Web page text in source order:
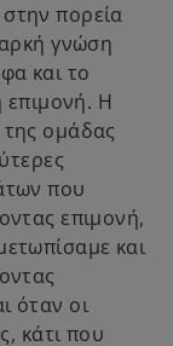
πορεία
γνώση
και το
επιμονή. Η
ομάδας
που
επιμονή,
και
όταν οι
κάτι που